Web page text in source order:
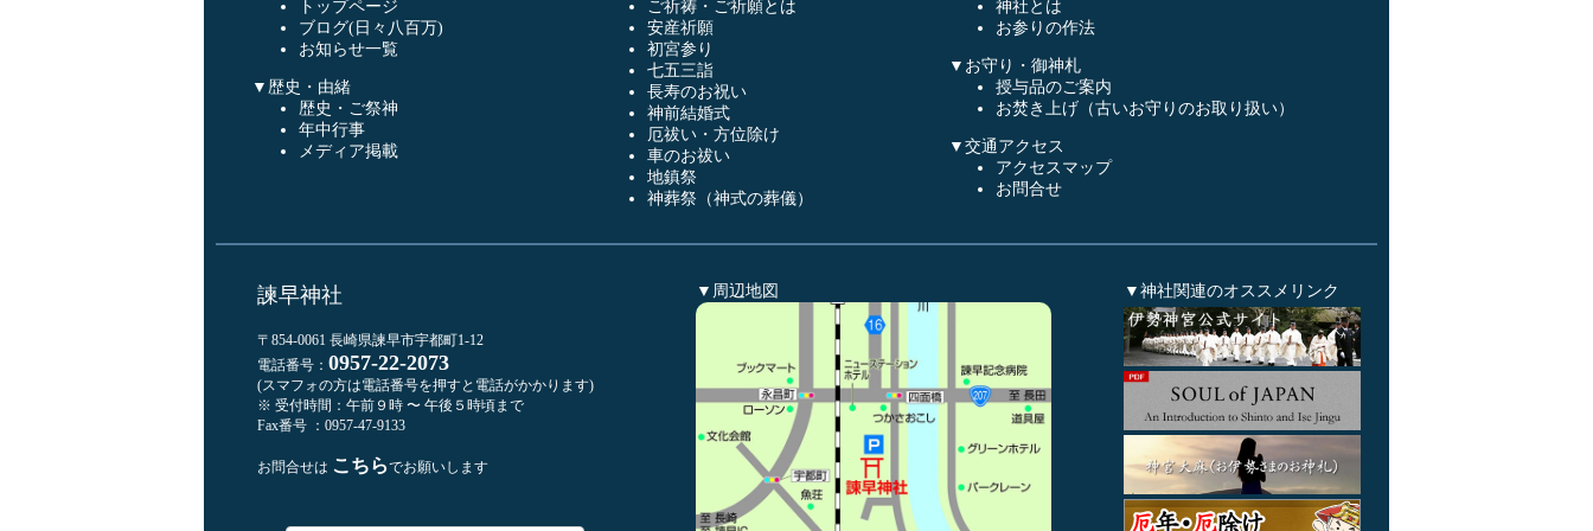
トップページ
ブログ(日々八百万)
お知らせ一覧
▼歴史・由緒
歴史・ご祭神
年中行事
メディア掲載
ご祈祷・ご祈願とは
安産祈願
初宮参り
七五三詣
長寿のお祝い
神前結婚式
厄祓い・方位除け
車のお祓い
地鎮祭
神葬祭（神式の葬儀）
神社とは
お参りの作法
▼お守り・御神札
授与品のご案内
お焚き上げ（古いお守りのお取り扱い）
▼交通アクセス
アクセスマップ
お問合せ
諫早神社
〒854-0061 長崎県諫早市宇都町1-12
電話番号： 0957-22-2073
(スマフォの方は電話番号を押すと電話がかかります)
※ 受付時間：午前９時 〜 午後５時頃まで
Fax番号 ：0957-47-9133
お問合せは こちらでお願いします
▼周辺地図 ▼神社関連のオススメリンク